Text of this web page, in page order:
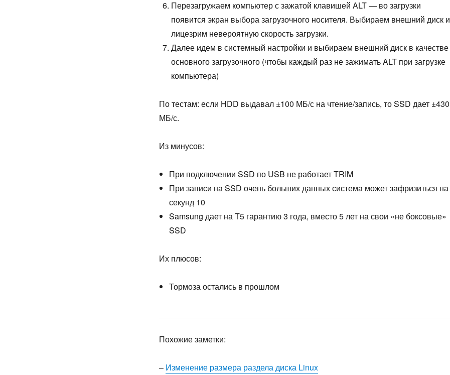
Перезагружаем компьютер с зажатой клавишей ALT — во загрузки
появится экран выбора загрузочного носителя. Выбираем внешний диск и
лицезрим невероятную скорость загрузки.
Далее идем в системный настройки и выбираем внешний диск в качестве
основного загрузочного (чтобы каждый раз не зажимать ALT при загрузке
компьютера)
По тестам: если HDD выдавал ±100 МБ/с на чтение/запись, то SSD дает ±430
МБ/с.
Из минусов:
При подключении SSD по USB не работает TRIM
При записи на SSD очень больших данных система может зафризиться на
секунд 10
Samsung дает на T5 гарантию 3 года, вместо 5 лет на свои «не боксовые»
SSD
Их плюсов:
Тормоза остались в прошлом
Похожие заметки:
– Изменение размера раздела диска Linux